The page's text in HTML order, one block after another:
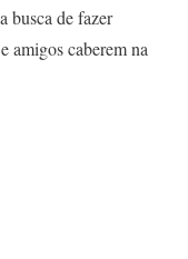
busca de fazer
amigos caberem na